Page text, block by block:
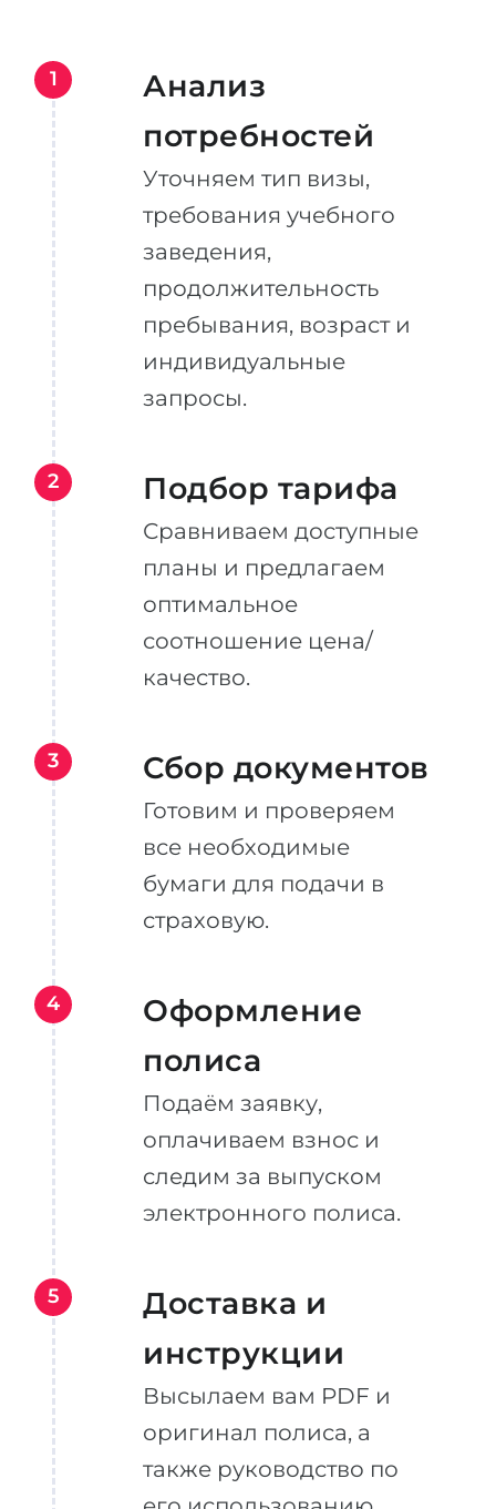
1
Анализ
потребностей
Уточняем тип визы,
требования учебного
заведения,
продолжительность
пребывания, возраст и
индивидуальные
запросы.
2 Подбор тарифа
Сравниваем доступные
планы и предлагаем
оптимальное
соотношение цена/
качество.
3 Сбор документов
Готовим и проверяем
все необходимые
бумаги для подачи в
страховую.
4
Оформление
полиса
Подаём заявку,
оплачиваем взнос и
следим за выпуском
электронного полиса.
5
Доставка и
инструкции
Высылаем вам PDF и
оригинал полиса, а
также руководство по